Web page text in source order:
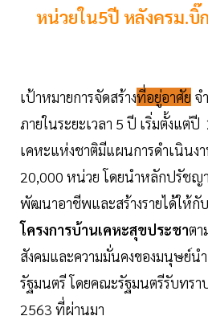
หน่วยใน5ปี หลังครม.บิ๊
เป้าหมายการจัดสร้างที่อยู่อาศัย จ
ภายในระยะเวลา 5 ปี เริ่มตั้งแต่
เคหะแห่งชาติมีแผนการดำเนินง
20,000 หน่วย โดยนำหลักปรัชญ
พัฒนาอาชีพและสร้างรายได้ให้กั
โครงการบ้านเคหะสุขประชาตา
สังคมและความมั่นคงของมนุษย์
รัฐมนตรี โดยคณะรัฐมนตรีรับทร
2563 ที่ผ่านมา